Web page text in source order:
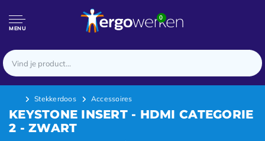
MENU
0
Stekkerdoos Accessoires
KEYSTONE INSERT - HDMI CATEGORIE
2 - ZWART